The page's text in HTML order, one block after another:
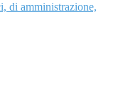
di amministrazione,